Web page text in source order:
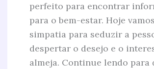
perfeito para encontrar
para o bem-estar. Hoje
simpatia para seduzir a
despertar o desejo e o
almeja. Continue lendo